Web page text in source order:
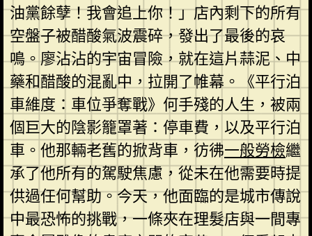
油黨餘孽！我會追上你！」店內剩下的所有
空盤子被醋酸氣波震碎，發出了最後的哀
鳴。廖沾沾的宇宙冒險，就在這片蒜泥、中
藥和醋酸的混亂中，拉開了帷幕。《平行泊
車維度：車位爭奪戰》何手殘的人生，被兩
個巨大的陰影籠罩著：停車費，以及平行泊
車。他那輛老舊的掀背車，彷彿一般勞檢繼
承了他所有的駕駛焦慮，從未在他需要時提
供過任何幫助。今天，他面臨的是城市傳說
中最恐怖的挑戰，一條夾在理髮店與一間專